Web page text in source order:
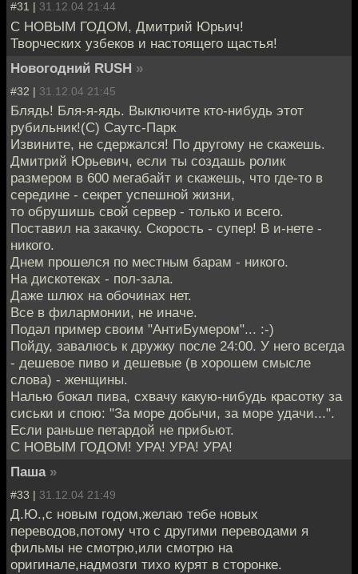
#31 | 31.12.04 21:44
С НОВЫМ ГОДОМ, Дмитрий Юрьич!
Творческих узбеков и настоящего щастья!
Новогодний RUSH »
#32 | 31.12.04 21:45
Блядь! Бля-я-ядь. Выключите кто-нибудь этот
рубильник!(С) Саутс-Парк
Извините, не сдержался! По другому не скажешь.
Дмитрий Юрьевич, если ты создашь ролик
размером в 600 мегабайт и скажешь, что где-то в
середине - секрет успешной жизни,
то обрушишь свой сервер - только и всего.
Поставил на закачку. Скорость - супер! В и-нете -
никого.
Днем прошелся по местным барам - никого.
На дискотеках - пол-зала.
Даже шлюх на обочинах нет.
Все в филармонии, не иначе.
Подал пример своим "АнтиБумером"... :-)
Пойду, завалюсь к дружку после 24:00. У него всегда
- дешевое пиво и дешевые (в хорошем смысле
слова) - женщины.
Налью бокал пива, схвачу какую-нибудь красотку за
сиськи и спою: "За море добычи, за море удачи...".
Если раньше петардой не прибьют.
С НОВЫМ ГОДОМ! УРА! УРА! УРА!
Паша »
#33 | 31.12.04 21:49
Д.Ю.,с новым годом,желаю тебе новых
переводов,потому что с другими переводами я
фильмы не смотрю,или смотрю на
оригинале,надмозги тихо курят в сторонке.